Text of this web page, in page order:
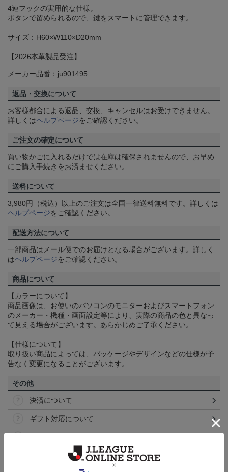
4連フックの実用的な仕様。
ボタンで留められるので、鍵をスマートに管理できます。
サイズ：H60×W110×D20mm
【2026本革製品受注】
メーカー品番：ju901495
返品・交換について
お客様都合による返品、交換、キャンセルはお受けできません。
詳しくはヘルプページをご確認ください。
ご注文の確定について
買い物かごに入れるだけでは在庫は確保されませんので、お早め
にご購入手続きをお済ませください。
送料について
3,980円（税込）以上のご注文は全国一律送料無料です。詳しくは
ヘルプページをご確認ください。
配送方法について
一部商品はメール便でのお届けとなる場合がございます。詳しく
はヘルプページをご確認ください。
商品について
【カラーについて】
商品画像は、お使いのパソコンのモニターおよびスマートフォン
のメーカー・機種・画面設定等により、実際の商品の色と異なっ
て見える場合がございます。あらかじめご了承ください。
【仕様について】
取り扱い商品によっては、パッケージやデザインなどの仕様が予
告なく変更になることがございます。
その他
決済について
ギフト対応について